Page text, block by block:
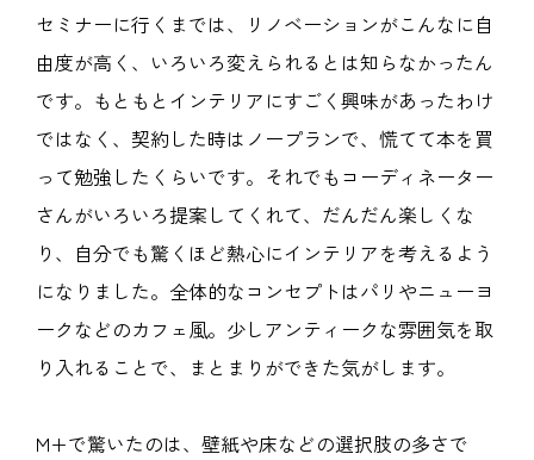
セミナーに行くまでは、リノベーションがこんなに自
由度が高く、いろいろ変えられるとは知らなかったん
です。もともとインテリアにすごく興味があったわけ
ではなく、契約した時はノープランで、慌てて本を買
って勉強したくらいです。それでもコーディネーター
さんがいろいろ提案してくれて、だんだん楽しくな
り、自分でも驚くほど熱心にインテリアを考えるよう
になりました。全体的なコンセプトはパリやニューヨ
ークなどのカフェ風。少しアンティークな雰囲気を取
り入れることで、まとまりができた気がします。
M+で驚いたのは、壁紙や床などの選択肢の多さで